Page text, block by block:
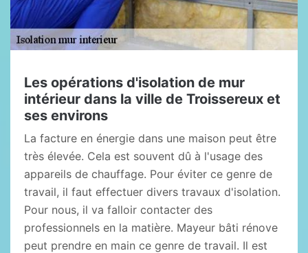
Les opérations d'isolation de mur
intérieur dans la ville de Troissereux et
ses environs
La facture en énergie dans une maison peut être
très élevée. Cela est souvent dû à l'usage des
appareils de chauffage. Pour éviter ce genre de
travail, il faut effectuer divers travaux d'isolation.
Pour nous, il va falloir contacter des
professionnels en la matière. Mayeur bâti rénove
peut prendre en main ce genre de travail. Il est